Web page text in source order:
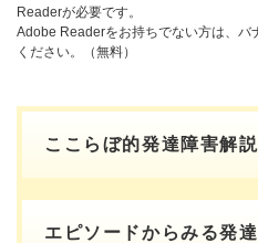
Readerが必要です。
Adobe Readerをお持ちでない方は、バ
ください。（無料）
ここらぼ的発達障害解
エピソードからみる発